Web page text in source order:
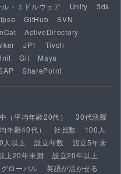
ル・ミドルウェア Unity
3ds
GitHub
SVN
ActiveDirectory
JP1
Tivoli
Git
Maya
SharePoint
（平均年齢20代）
30代活躍
年齢40代） 社員数
100人
人以上 設立年数
設立5年未
上20年未満
設立20年以上
グローバル
英語が活かせる